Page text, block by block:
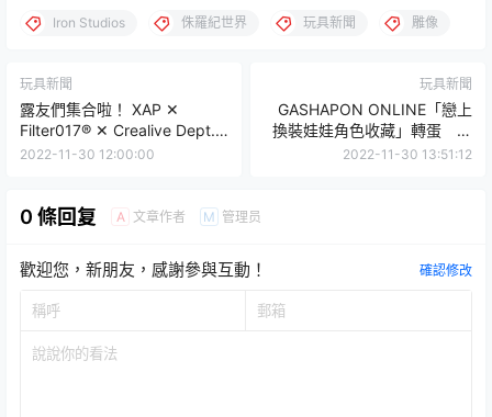
Iron Studios 侏羅紀世界 玩具新聞 雕像
玩具新聞
露友們集合啦！ XAP ✕
Filter017® ✕ Crealive Dept.
潮流設計系品牌聯名話題之作
2022-11-30 12:00:00
玩具新聞
GASHAPON ONLINE「戀上
換裝娃娃角色收藏」轉蛋 海
夢的COS角色也可愛登場！
2022-11-30 13:51:12
0 條回复 A 文章作者 M 管理员
歡迎您，新朋友，感謝參與互動！ 確認修改